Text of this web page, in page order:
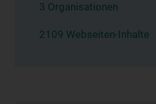
3 Organisationen
2109 Webseiten-Inhalte